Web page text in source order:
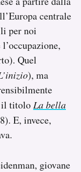
centrale
per noi
Quel
), ma
il titolo La bella
E, invece,
giovane